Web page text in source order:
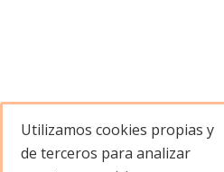
Utilizamos cookies propias y
de terceros para analizar